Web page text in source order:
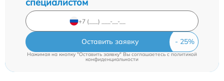
Оставить заявку
Нажимая на кнопку "Оставить заявку" Вы соглашаетесь cполитикой
конфиденциальности